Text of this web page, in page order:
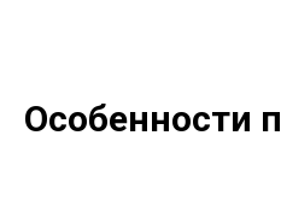
Особенности